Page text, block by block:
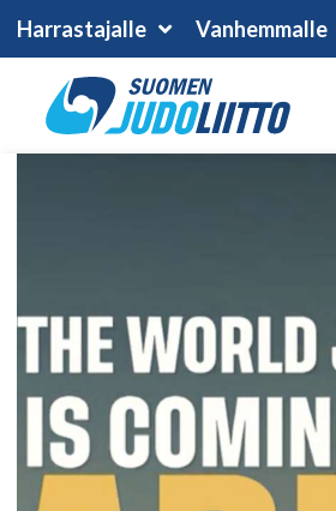
Harrastajalle Vanhemmalle